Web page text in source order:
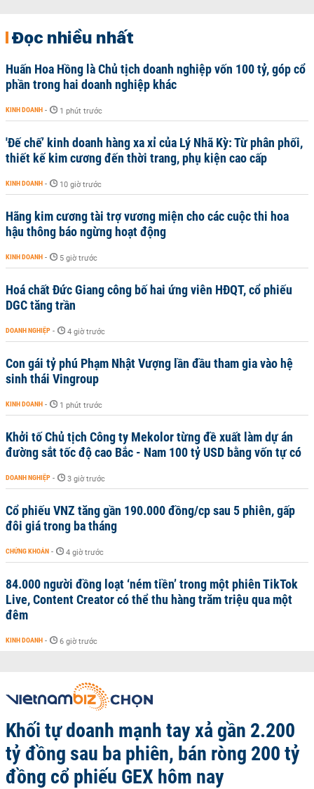
Đọc nhiều nhất
Huấn Hoa Hồng là Chủ tịch doanh nghiệp vốn 100 tỷ, góp cổ
phần trong hai doanh nghiệp khác
KINH DOANH - 1 phút trước
'Đế chế’ kinh doanh hàng xa xỉ của Lý Nhã Kỳ: Từ phân phối,
thiết kế kim cương đến thời trang, phụ kiện cao cấp
KINH DOANH - 10 giờ trước
Hãng kim cương tài trợ vương miện cho các cuộc thi hoa
hậu thông báo ngừng hoạt động
KINH DOANH - 5 giờ trước
Hoá chất Đức Giang công bố hai ứng viên HĐQT, cổ phiếu
DGC tăng trần
DOANH NGHIỆP - 4 giờ trước
Con gái tỷ phú Phạm Nhật Vượng lần đầu tham gia vào hệ
sinh thái Vingroup
KINH DOANH - 1 phút trước
Khởi tố Chủ tịch Công ty Mekolor từng đề xuất làm dự án
đường sắt tốc độ cao Bắc - Nam 100 tỷ USD bằng vốn tự có
DOANH NGHIỆP - 3 giờ trước
Cổ phiếu VNZ tăng gần 190.000 đồng/cp sau 5 phiên, gấp
đôi giá trong ba tháng
CHỨNG KHOÁN - 4 giờ trước
84.000 người đồng loạt ‘ném tiền’ trong một phiên TikTok
Live, Content Creator có thể thu hàng trăm triệu qua một
đêm
KINH DOANH - 6 giờ trước
Khối tự doanh mạnh tay xả gần 2.200
tỷ đồng sau ba phiên, bán ròng 200 tỷ
đồng cổ phiếu GEX hôm nay